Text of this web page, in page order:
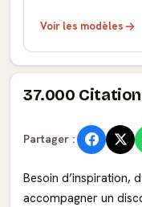
Voir les modèles
37.000
Partager :
Besoin d’inspiration,
accompagner un